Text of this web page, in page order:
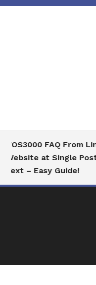
Skip
FAQ From Linknat
at Single Post, Only
Easy Guide!